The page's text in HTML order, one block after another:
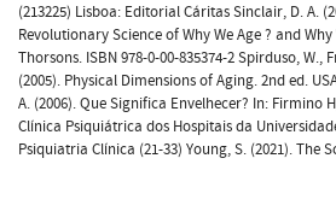
(213225) Lisboa: Editorial Cáritas Sinclair, D. A.
Revolutionary Science of Why We Age ? and
Thorsons. ISBN 978-0-00-835374-2 Spirduso, W.,
(2005). Physical Dimensions of Aging. 2nd ed.
A. (2006). Que Significa Envelhecer? In: Firmino
Clínica Psiquiátrica dos Hospitais da
Psiquiatria Clínica (21-33) Young, S. (2021). The